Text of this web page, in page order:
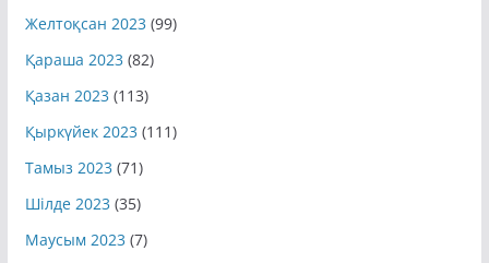
Желтоқсан 2023 (99)
Қараша 2023 (82)
Қазан 2023 (113)
Қыркүйек 2023 (111)
Тамыз 2023 (71)
Шілде 2023 (35)
Маусым 2023 (7)